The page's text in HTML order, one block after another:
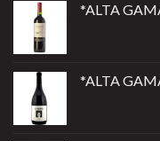
*ALTA
*ALTA